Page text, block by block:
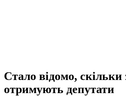
Стало відомо, скільки
отримують депутати